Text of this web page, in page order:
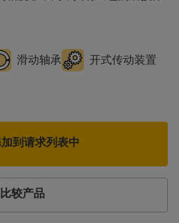
滑动轴承
开式传动装置
到请求列表中
比较产品